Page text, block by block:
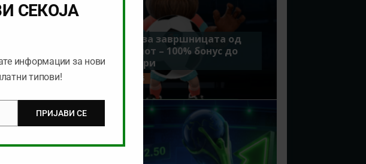
Идеално за завршницата од
Мундијалот – 100% бонус до
7500 денари
ЈУЛИ 15, 2026
СЕКОЈА
информации за нови
типови!
ПРИЈАВИ СЕ